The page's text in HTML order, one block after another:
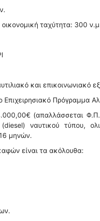
ταχύτητα: 300
και επικοινωνιακό
Επιχειρησιακό Πρόγραμμα
(απαλλάσσεται
ναυτικού τύπου,
μηνών.
είναι τα ακόλουθα: